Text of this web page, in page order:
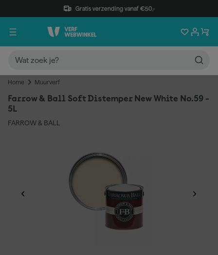
Gratis verzending vanaf €50,-
Home Muurverf
Farrow & Ball Soft Distemper New White No.59 -
5L
FARROW & BALL